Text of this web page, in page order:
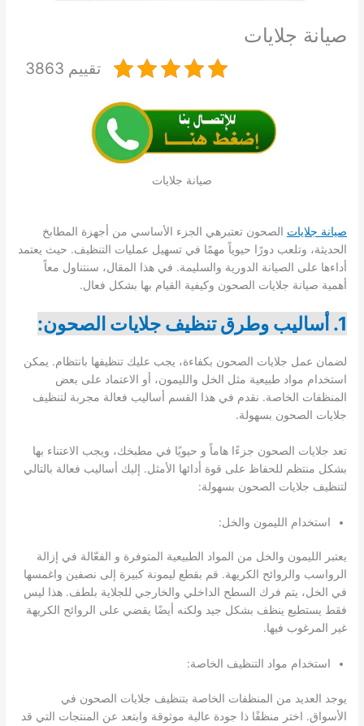
صيانة جلايات
تقييم 3863
صيانة جلايات
صيانة جلايات الصحون تعتبرهي الجزء الأساسي من أجهزة المطابخ
الحديثة، وتلعب دورًا حيوياً مهمًا في تسهيل عمليات التنظيف. حيث يعتمد
أداءها على الصيانة الدورية والسليمة. في هذا المقال، سنتناول معاً
أهمية صيانة جلايات الصحون وكيفية القيام بها بشكل فعال.
1. أساليب وطرق تنظيف جلايات الصحون:
لضمان عمل جلايات الصحون بكفاءة، يجب عليك تنظيفها بانتظام. يمكن
استخدام مواد طبيعية مثل الخل والليمون، أو الاعتماد على بعض
المنظفات الخاصة. نقدم في هذا القسم أساليب فعالة مجربة لتنظيف
جلايات الصحون بسهولة.
تعد جلايات الصحون جزءًا هاماً و حيويًا في مطبخك، ويجب الاعتناء بها
بشكل منتظم للحفاظ على قوة أدائها الأمثل. إليك أساليب فعالة بالتالي
لتنظيف جلايات الصحون بسهولة:
استخدام الليمون والخل:
يعتبر الليمون والخل من المواد الطبيعية المتوفرة و الفعّالة في إزالة
الرواسب والروائح الكريهة. قم بقطع ليمونة كبيرة إلى نصفين واغمسها
في الخل، يتم فرك السطح الداخلي والخارجي للجلاية بلطف. هذا ليس
فقط يستطيع ينظف بشكل جيد ولكنه أيضًا يقضي على الروائح الكريهة
غير المرغوب فيها.
استخدام مواد التنظيف الخاصة:
يوجد العديد من المنظفات الخاصة بتنظيف جلايات الصحون في
الأسواق. اختر منظفًا ذا جودة عالية موثوقة وابتعد عن المنتجات التي قد